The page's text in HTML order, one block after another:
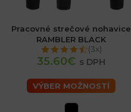
Pracovné strečové nohavice
RAMBLER BLACK
(3x)
35.60€ s DPH
VÝBER MOŽNOSTÍ